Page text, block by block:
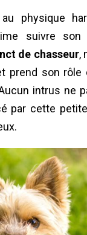
physique
suivre son
de chasseur,
prend son rôle
intrus ne
par cette